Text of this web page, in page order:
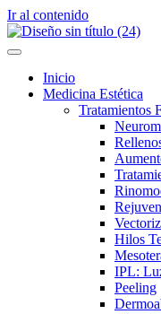
Ir al contenido
Inicio
Medicina Estética
Tratamientos
Hilos
IPL:
Peeling